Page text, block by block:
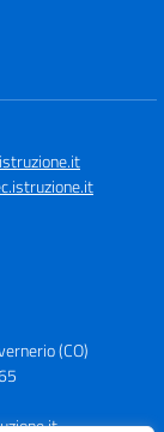
(CO)